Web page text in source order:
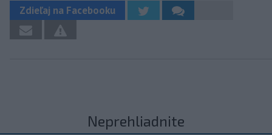
Zdieľaj na Facebooku
Neprehliadnite